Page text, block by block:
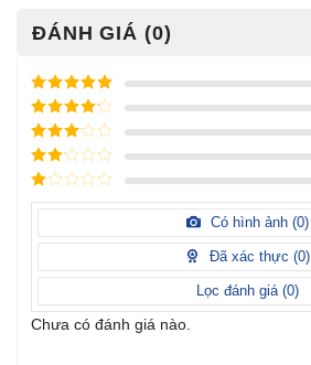
ĐÁNH GIÁ (0)
Được xếp
hạng
5
5
sao
Được xếp
hạng
4
5
sao
Được
xếp
hạng3
5 sao
Được
hạng
sao
Được
hạng
sao
Có hình ảnh (0)
Đã xác thực (0)
Lọc đánh giá (0)
Chưa có đánh giá nào.